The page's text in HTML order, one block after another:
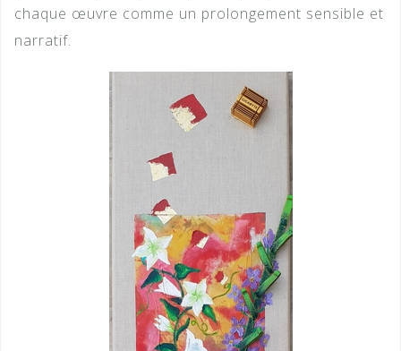
chaque œuvre comme un prolongement sensible et
narratif.